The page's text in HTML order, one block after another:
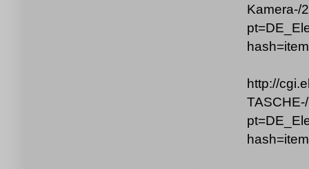
Kamera-/
http://